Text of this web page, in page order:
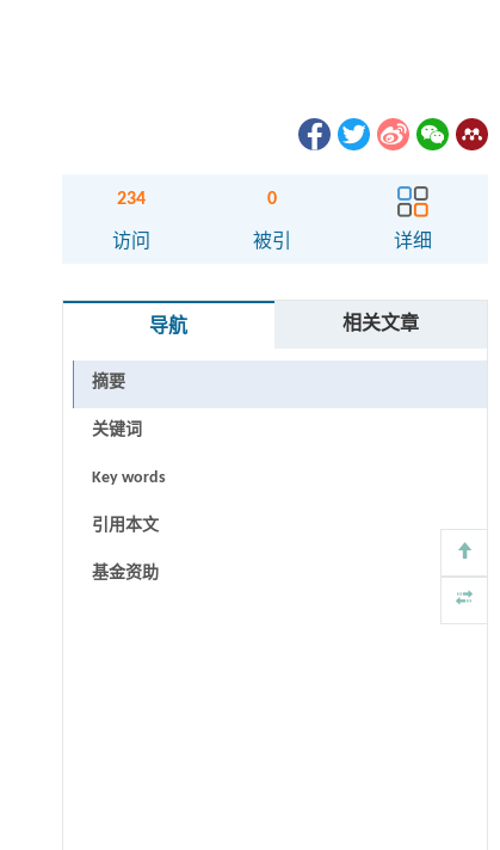
234
访问
0
被引 详细
导航 相关文章
摘要
关键词
Key words
引用本文
基金资助